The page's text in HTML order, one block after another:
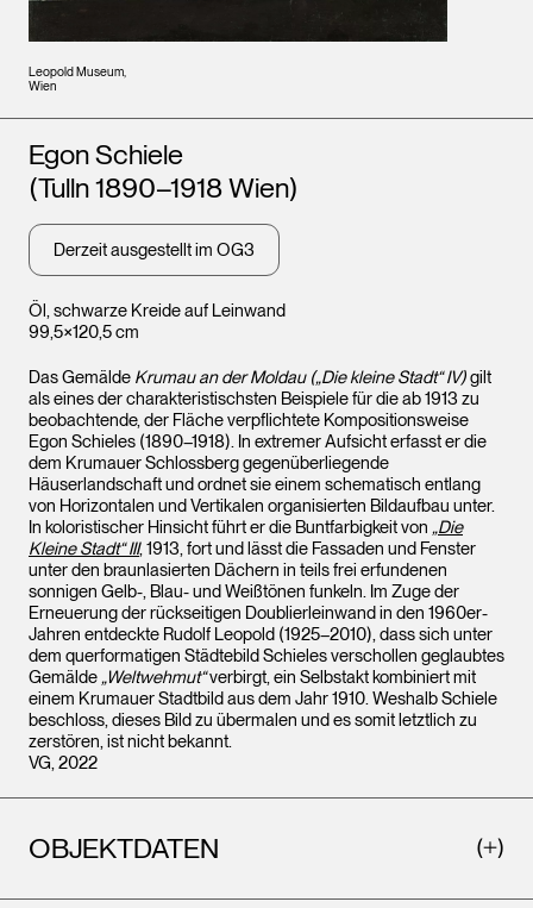
Leopold Museum,
Wien
Öl, schwarze Kreide auf Leinwand
99,5×120,5 cm
Künstler*innen
Egon Schiele
(Tulln 1890–1918 Wien)
Derzeit ausgestellt im OG3
Das Gemälde Krumau an der Moldau („Die kleine Stadt“ IV)gilt
als eines der charakteristischsten Beispiele für die ab 1913 zu
beobachtende, der Fläche verpflichtete Kompositionsweise
Egon Schieles (1890–1918). In extremer Aufsicht erfasst er die
dem Krumauer Schlossberg gegenüberliegende
Häuserlandschaft und ordnet sie einem schematisch entlang
von Horizontalen und Vertikalen organisierten Bildaufbau unter.
In koloristischer Hinsicht führt er die Buntfarbigkeit von „Die
Kleine Stadt“ III, 1913, fort und lässt die Fassaden und Fenster
unter den braunlasierten Dächern in teils frei erfundenen
sonnigen Gelb-, Blau- und Weißtönen funkeln. Im Zuge der
Erneuerung der rückseitigen Doublierleinwand in den 1960er-
Jahren entdeckte Rudolf Leopold (1925–2010), dass sich unter
dem querformatigen Städtebild Schieles verschollen geglaubtes
Gemälde„Weltwehmut“verbirgt, ein Selbstakt kombiniert mit
einem Krumauer Stadtbild aus dem Jahr 1910. Weshalb Schiele
beschloss, dieses Bild zu übermalen und es somit letztlich zu
zerstören, ist nicht bekannt.
VG, 2022
OBJEKTDATEN